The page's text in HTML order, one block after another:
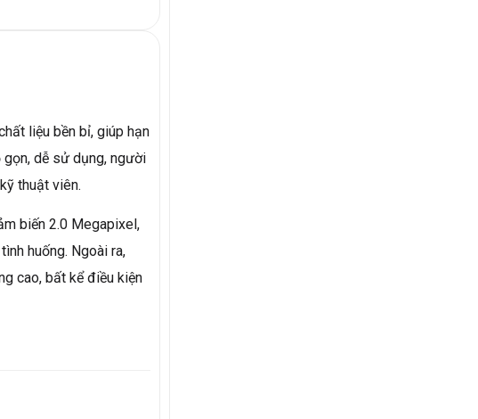
liệu bền bỉ, giúp hạn
gọn, dễ sử dụng, người
thuật viên.
biến 2.0 Megapixel,
huống. Ngoài ra,
cao, bất kể điều kiện